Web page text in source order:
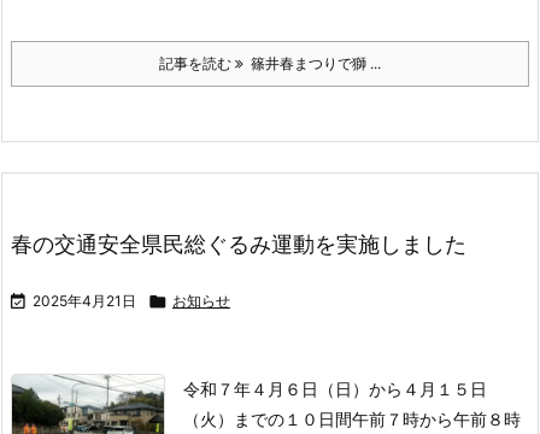
記事を読む 篠井春まつりで獅 ...
春の交通安全県民総ぐるみ運動を実施しました
 2025年4月21日  お知らせ
令和７年４月６日（日）から４月１５日
（火）までの１０日間午前７時から午前８時